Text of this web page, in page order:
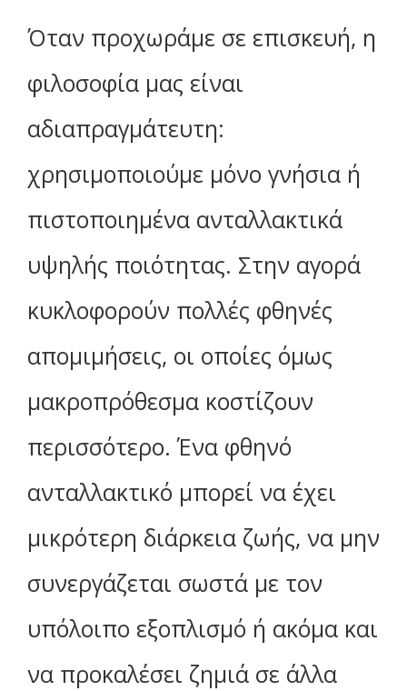
Όταν προχωράμε σε επισκευή, η
φιλοσοφία μας είναι
αδιαπραγμάτευτη:
χρησιμοποιούμε μόνο γνήσια ή
πιστοποιημένα ανταλλακτικά
υψηλής ποιότητας. Στην αγορά
κυκλοφορούν πολλές φθηνές
απομιμήσεις, οι οποίες όμως
μακροπρόθεσμα κοστίζουν
περισσότερο. Ένα φθηνό
ανταλλακτικό μπορεί να έχει
μικρότερη διάρκεια ζωής, να μην
συνεργάζεται σωστά με τον
υπόλοιπο εξοπλισμό ή ακόμα και
να προκαλέσει ζημιά σε άλλα